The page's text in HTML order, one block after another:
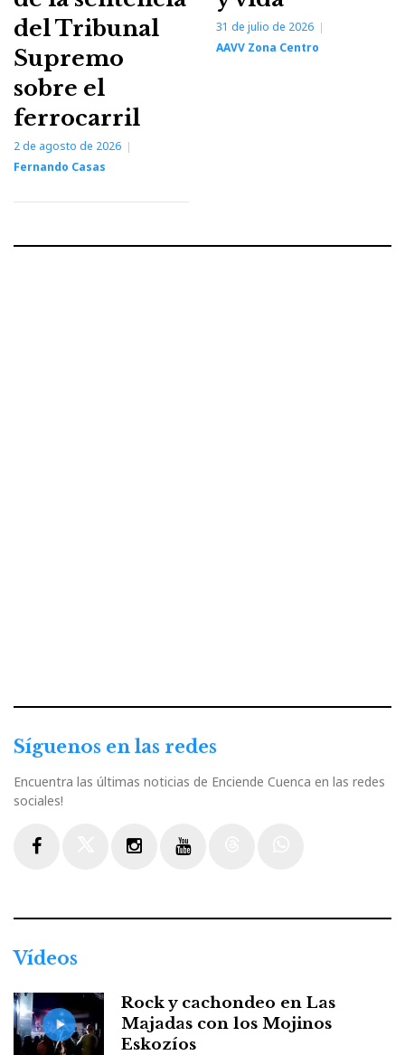
del Tribunal
Supremo
sobre el
ferrocarril
2 de agosto de 2026
Fernando Casas
31 de julio de 2026
AAVV Zona Centro
Síguenos en las redes
Encuentra las últimas noticias de Enciende Cuenca en las redes
sociales!
Vídeos
Rock y cachondeo en Las
Majadas con los Mojinos
Eskozíos